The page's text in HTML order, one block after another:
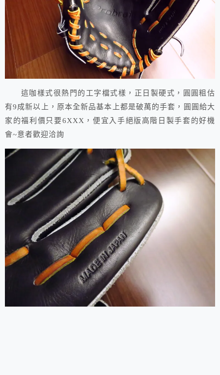
這咖樣式很熱門的工字檔式樣，正日製硬式，圓圓粗估
有9成新以上，原本全新品基本上都是破萬的手套，圓圓給大
家的福利價只要6XXX，便宜入手絕版高階日製手套的好機
會~意者歡迎洽詢